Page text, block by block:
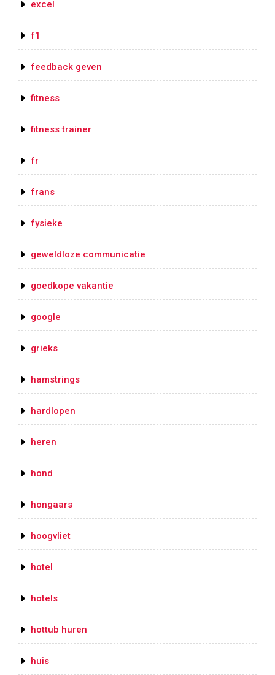
excel
f1
feedback geven
fitness
fitness trainer
fr
frans
fysieke
geweldloze communicatie
goedkope vakantie
google
grieks
hamstrings
hardlopen
heren
hond
hongaars
hoogvliet
hotel
hotels
hottub huren
huis